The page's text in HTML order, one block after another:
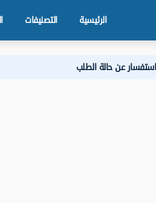
الرئيسية التصنيفات
عن حالة الطلب